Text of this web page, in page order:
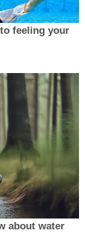
feeling your
about water